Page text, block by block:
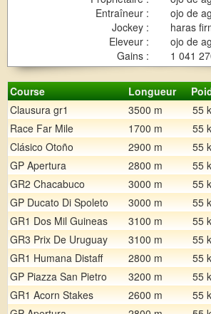
Entraîneur :
ojo de
Jockey :
haras
Eleveur :
ojo de
Gains :
1 041
Course Longueur
Clausura gr1
3500 m 55
Race Far Mile
1700 m 55
Clásico Otoño
2900 m 55
GP Apertura
2800 m 55
GR2 Chacabuco
3000 m 55
GP Ducato Di Spoleto
3000 m 55
GR1 Dos Mil Guineas
3100 m 55
GR3 Prix De Uruguay
3100 m 55
GR1 Humana Distaff
2800 m 55
GP Piazza San Pietro
3200 m 55
GR1 Acorn Stakes
2600 m 55